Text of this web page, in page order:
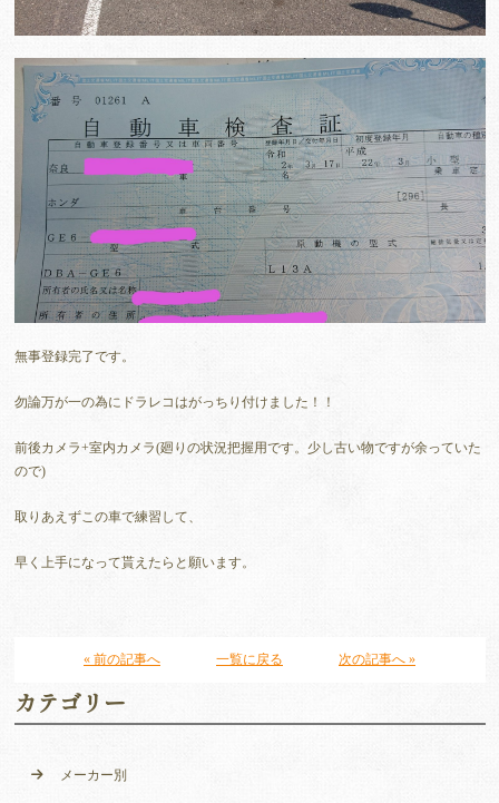
無事登録完了です。
勿論万が一の為にドラレコはがっちり付けました！！
前後カメラ+室内カメラ(廻りの状況把握用です。少し古い物ですが余っていた
ので)
取りあえずこの車で練習して、
早く上手になって貰えたらと願います。
« 前の記事へ 一覧に戻る 次の記事へ »
カテゴリー
メーカー別